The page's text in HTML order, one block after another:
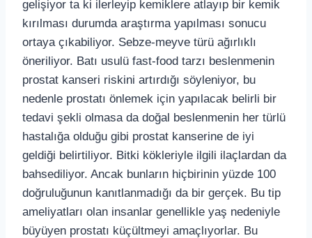
gelişiyor ta ki ilerleyip kemiklere atlayıp bir kemik
kırılması durumda araştırma yapılması sonucu
ortaya çıkabiliyor. Sebze-meyve türü ağırlıklı
öneriliyor. Batı usulü fast-food tarzı beslenmenin
prostat kanseri riskini artırdığı söyleniyor, bu
nedenle prostatı önlemek için yapılacak belirli bir
tedavi şekli olmasa da doğal beslenmenin her türlü
hastalığa olduğu gibi prostat kanserine de iyi
geldiği belirtiliyor. Bitki kökleriyle ilgili ilaçlardan da
bahsediliyor. Ancak bunların hiçbirinin yüzde 100
doğruluğunun kanıtlanmadığı da bir gerçek. Bu tip
ameliyatları olan insanlar genellikle yaş nedeniyle
büyüyen prostatı küçültmeyi amaçlıyorlar. Bu